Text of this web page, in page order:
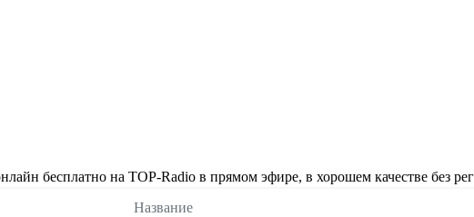
бесплатно на TOP-Radio в прямом эфире, в хорошем качестве без
Название